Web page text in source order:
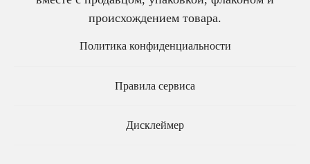
происхождением товара.
Политика конфиденциальности
Правила сервиса
Дисклеймер